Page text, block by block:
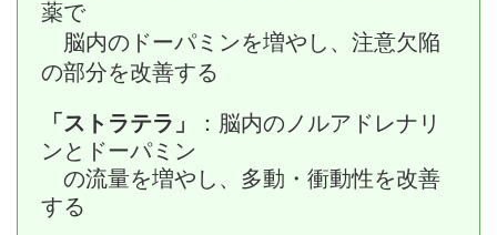
薬で
脳内のドーパミンを増やし、注意欠陥
の部分を改善する
「ストラテラ」
：脳内のノルアドレナリ
ンとドーパミン
の流量を増やし、 多動・衝動性を改善
する